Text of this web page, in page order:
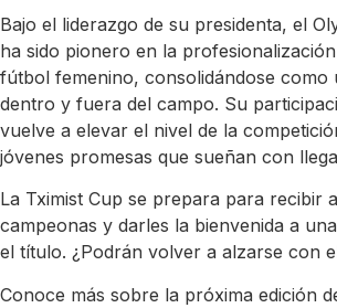
Bajo el liderazgo de su presidenta, el
ha sido pionero en la
fútbol femenino, consolidándose como
dentro y fuera del campo. Su
vuelve a elevar el nivel de la
jóvenes promesas que sueñan con
La Tximist Cup se prepara para recibir
campeonas y darles la bienvenida a
el título. ¿Podrán volver a alzarse con
Conoce más sobre la próxima edición